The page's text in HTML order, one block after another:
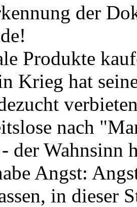
der
Produkte
Krieg hat
nach
der Wahnsinn
Angst:
in dieser